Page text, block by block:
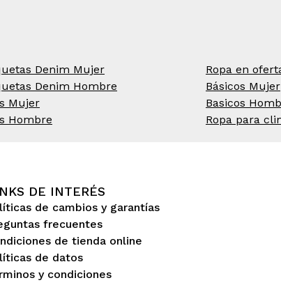
Denim Mujer
Denim Hombre
Mujer
Hombre
Ropa en
Básicos Mujer
Basicos
Ropa para
DE INTERÉS
de cambios y garantías
frecuentes
de tienda online
de datos
y condiciones